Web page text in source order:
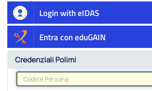
Login with eIDAS
Entra con eduGAIN
Credenziali Polimi